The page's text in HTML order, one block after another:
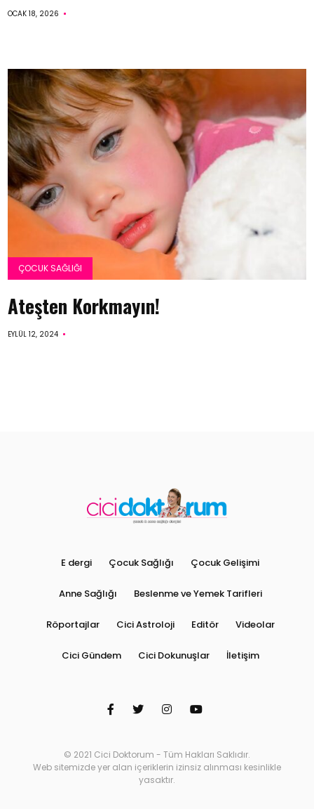
OCAK 18, 2026
ÇOCUK SAĞLIĞI
Ateşten Korkmayın!
EYLÜL 12, 2024
E dergi Çocuk Sağlığı Çocuk Gelişimi
Anne Sağlığı Beslenme ve Yemek Tarifleri
Röportajlar Cici Astroloji Editör Videolar
Cici Gündem Cici Dokunuşlar İletişim
© 2021 Cici Doktorum - Tüm Hakları Saklıdır.
Web sitemizde yer alan içeriklerin izinsiz alınması kesinlikle
yasaktır.